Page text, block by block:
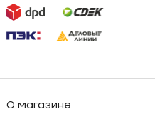
О магазине